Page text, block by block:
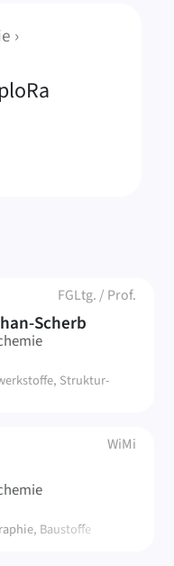
›
(HORIBA):
Scherb
FGLtg. / Prof.
Struktur-
WiMi
Baustoffe